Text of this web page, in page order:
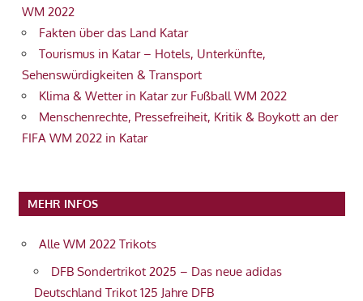
WM 2022
Fakten über das Land Katar
Tourismus in Katar – Hotels, Unterkünfte,
Sehenswürdigkeiten & Transport
Klima & Wetter in Katar zur Fußball WM 2022
Menschenrechte, Pressefreiheit, Kritik & Boykott an der
FIFA WM 2022 in Katar
MEHR INFOS
Alle WM 2022 Trikots
DFB Sondertrikot 2025 – Das neue adidas
Deutschland Trikot 125 Jahre DFB